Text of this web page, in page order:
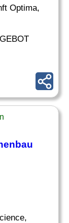
Optima,